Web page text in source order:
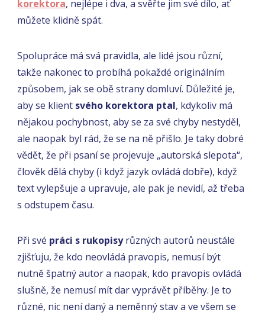
korektora, nejlépe i dva, a svěřte jim své dílo, ať
můžete klidně spát.
Spolupráce má svá pravidla, ale lidé jsou různí,
takže nakonec to probíhá pokaždé originálním
způsobem, jak se obě strany domluví. Důležité je,
aby se klient svého korektora ptal, kdykoliv má
nějakou pochybnost, aby se za své chyby nestyděl,
ale naopak byl rád, že se na ně přišlo. Je taky dobré
vědět, že při psaní se projevuje „autorská slepota“,
člověk dělá chyby (i když jazyk ovládá dobře), když
text vylepšuje a upravuje, ale pak je nevidí, až třeba
s odstupem času.
Při své práci s rukopisyrůzných autorů neustále
zjišťuju, že kdo neovládá pravopis, nemusí být
nutně špatný autor a naopak, kdo pravopis ovládá
slušně, že nemusí mít dar vyprávět příběhy. Je to
různé, nic není daný a neměnný stav a ve všem se